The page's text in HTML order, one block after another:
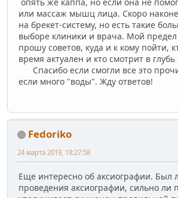
или массаж мышц лица. Скоро
на брекет-систему, но есть такие
выборе клиники и врача. Мой предел
прошу советов, куда и к кому пойти,
время актуален и кто смотрит в
Спасибо если смогли все это
если много "воды". Жду ответов!
Fedoriko
24 марта 2019, 18:27:58
Еще интересно об аксиографии. Был
проведения аксиографии, сильно ли